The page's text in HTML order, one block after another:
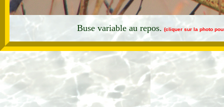
Buse variable au repos. (cliquer sur la photo